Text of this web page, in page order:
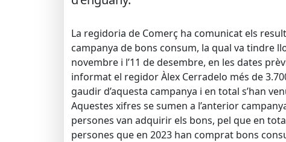
La regidoria de Comerç ha comunicat els
campanya de bons consum, la qual va tindre
novembre i l’11 de desembre, en les dates
informat el regidor Àlex Cerradelo més de
gaudir d’aquesta campanya i en total s’han
Aquestes xifres se sumen a l’anterior
persones van adquirir els bons, pel que en
persones que en 2023 han comprat bons